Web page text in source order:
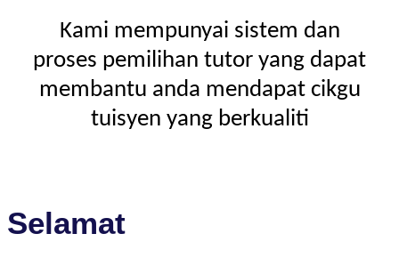
Kami mempunyai sistem dan
proses pemilihan tutor yang dapat
membantu anda mendapat cikgu
tuisyen yang berkualiti
Selamat